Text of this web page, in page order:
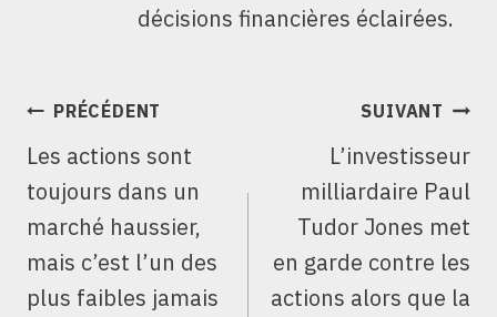
décisions financières éclairées.
NAVIGATION
L’ARTICLE
PRÉCÉDENT
Les actions sont
toujours dans un
marché haussier,
mais c’est l’un des
plus faibles jamais
SUIVANT
L’investisseur
milliardaire Paul
Tudor Jones met
en garde contre les
actions alors que la